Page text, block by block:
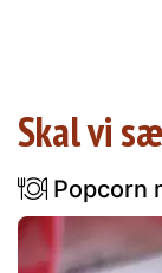
Skal vi
Popcorn